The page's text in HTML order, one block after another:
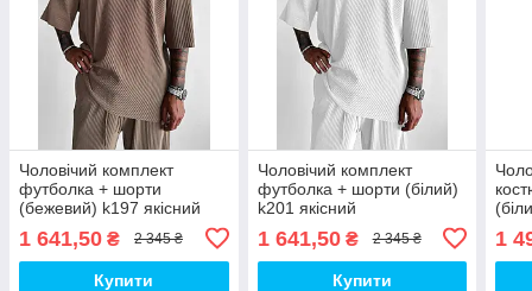
Чоловічий комплект
футболка + шорти
(бежевий) k197 якісний
повсякденний спортивний
одяг для хлопців top
1 641,50 ₴ 2 345 ₴
Купити
Чоловічий комплект
футболка + шорти (білий)
k201 якісний
повсякденний спортивний
одяг для хлопців top
1 641,50₴ 2 345 ₴
Купити
1